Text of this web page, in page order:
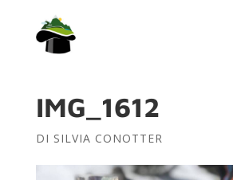
IMG_1612
DI SILVIA CONOTTER